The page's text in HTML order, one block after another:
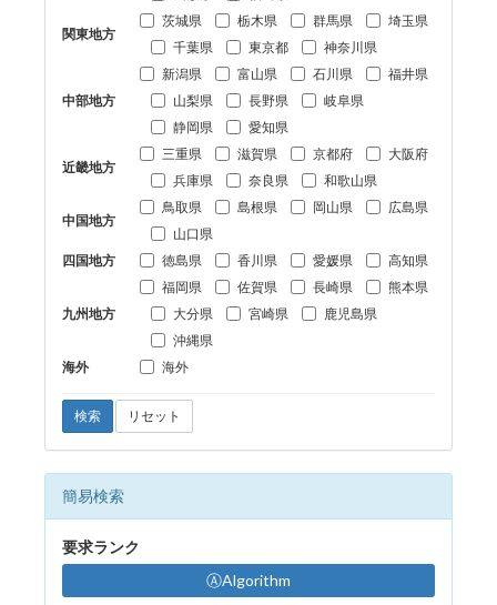
関東地方
茨城県 栃木県 群馬県
埼玉県
千葉県
東京都 神奈川県
中部地方
新潟県 富山県 石川県
福井県
山梨県
長野県
岐阜県
静岡県
愛知県
近畿地方
三重県 滋賀県 京都府
大阪府
兵庫県
奈良県 和歌山県
中国地方
鳥取県 島根県 岡山県
広島県
山口県
四国地方
徳島県 香川県 愛媛県 高知県
九州地方
福岡県 佐賀県 長崎県
熊本県
大分県
宮崎県
鹿児島県
沖縄県
海外
海外
検索 リセット
簡易検索
要求ランク
ⒶAlgorithm